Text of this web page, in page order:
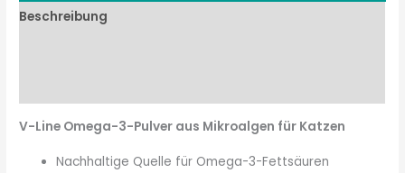
Beschreibung
V-Line Omega-3-Pulver aus Mikroalgen für Katzen
Nachhaltige Quelle für Omega-3-Fettsäuren